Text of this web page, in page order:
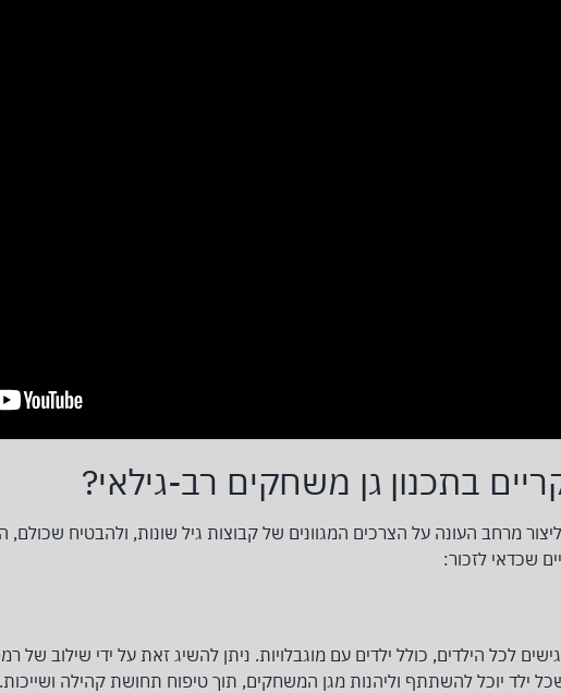
בתכנון גן משחקים רב-גילאי?
ליצור מרחב העונה על הצרכים המגוונים של קבוצות גיל שונות, ולהבטיח שכולם,
שכדאי לזכור:
לכל הילדים, כולל ילדים עם מוגבלויות. ניתן להשיג זאת על ידי שילוב של
ילד יוכל להשתתף וליהנות מגן המשחקים, תוך טיפוח תחושת קהילה ושייכות.